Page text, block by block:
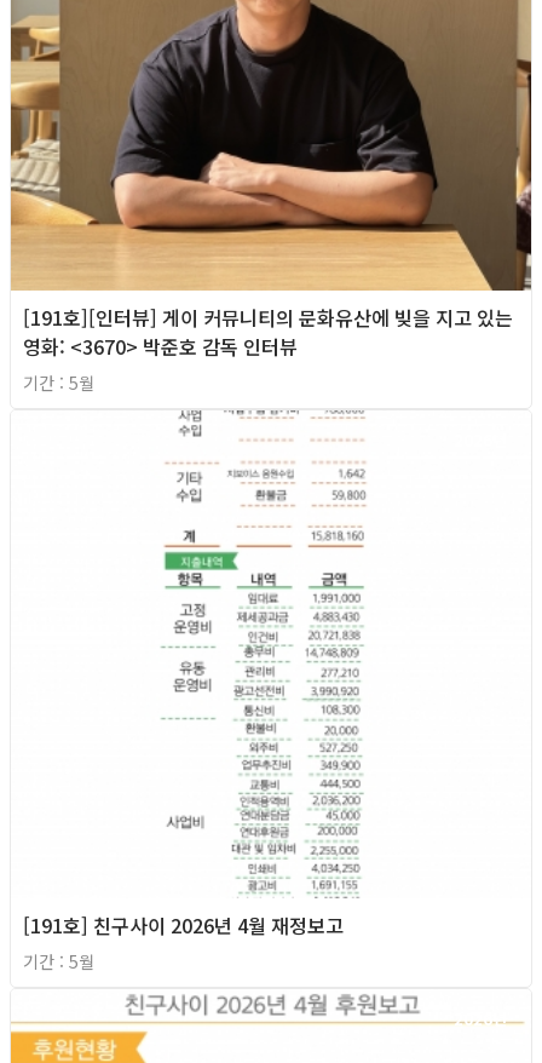
[191호][인터뷰] 게이 커뮤니티의 문화유산에 빚을 지고 있는
영화: <3670> 박준호 감독 인터뷰
기간 : 5월
[191호] 친구사이 2026년 4월 재정보고
기간 : 5월
2026년